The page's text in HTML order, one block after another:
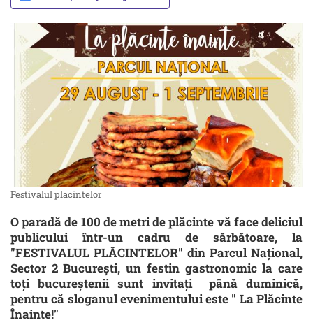
Festivalul placintelor
O paradă de 100 de metri de plăcinte vă face deliciul
publicului într-un cadru de sărbătoare, la
"FESTIVALUL PLĂCINTELOR" din Parcul Naţional,
Sector 2 Bucureşti, un festin gastronomic la care
toţi bucureştenii sunt invitaţi până duminică,
pentru că sloganul evenimentului este " La Plăcinte
Înainte!"